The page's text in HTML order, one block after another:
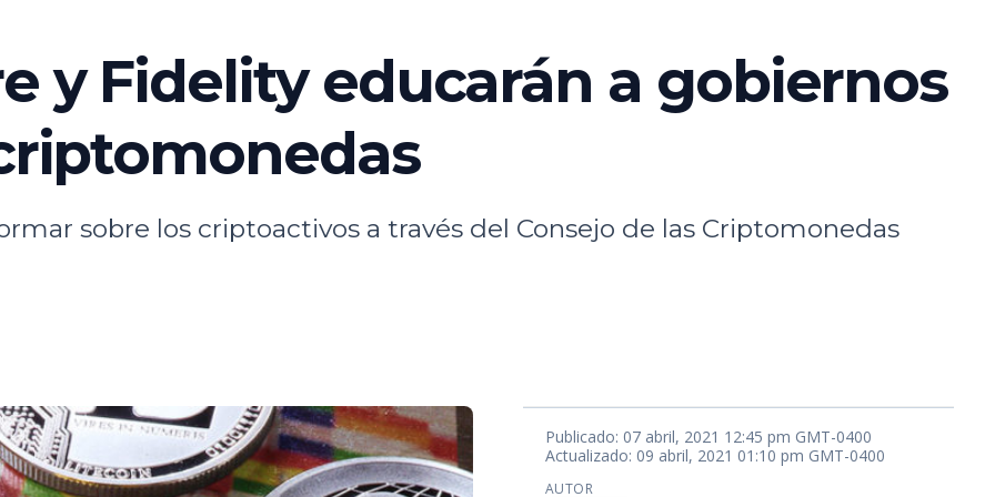
y Fidelity educarán a gobiernos
sobre los criptoactivos a través del Consejo de las Criptomonedas
Publicado: 07 abril, 2021 12:45 pm GMT-0400
Actualizado: 09 abril, 2021 01:10 pm GMT-0400
AUTOR